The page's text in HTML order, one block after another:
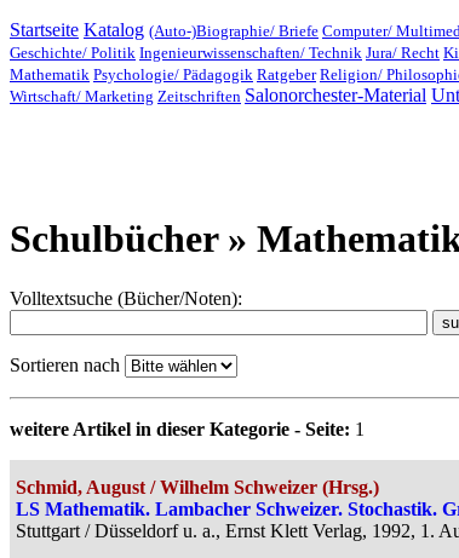
Startseite Katalog (Auto-)Biographie/ Briefe Computer/
Geschichte/ Politik Ingenieurwissenschaften/ Technik Jura/ Recht
Mathematik Psychologie/ Pädagogik Ratgeber Religion/
Wirtschaft/ Marketing Zeitschriften Salonorchester-Material
Schulbücher »
Volltextsuche (Bücher/Noten):
Sortieren nach
weitere Artikel in dieser Kategorie - Seite: 1
Schmid, August / Wilhelm Schweizer (Hrsg.)
LS Mathematik. Lambacher Schweizer. Stochastik.
Stuttgart / Düsseldorf u. a., Ernst Klett Verlag, 1992, 1.